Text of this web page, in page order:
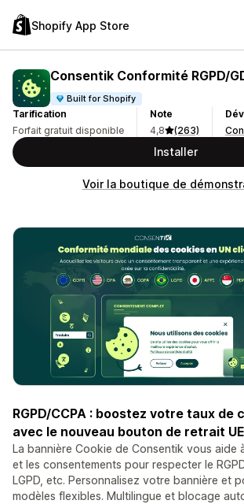
Shopify App Store
Consentik Conformité RGPD/
Built for Shopify
Tarification
Forfait gratuit disponible
Note
4,8
(263)
Installer
Voir la boutique de
RGPD/CCPA : boostez votre taux de
avec le nouveau bouton de retrait UE
La bannière Cookie de Consentik vous aide
et les consentements pour respecter le
LGPD, etc. Personnalisez votre bannière et
modèles flexibles. Multilingue et blocage